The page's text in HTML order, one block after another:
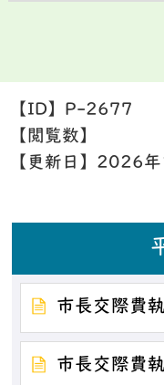
【ID】 P-2677
【閲覧数】
【更新日】 2026年
市長交際費
市長交際費